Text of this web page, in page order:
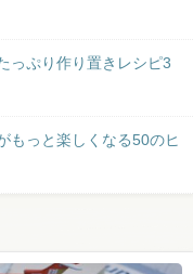
っぷり作り置きレシピ3
もっと楽しくなる50のヒ